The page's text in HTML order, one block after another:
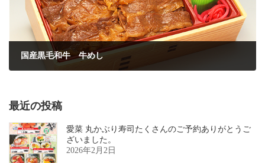
国産黒毛和牛 牛めし
最近の投稿
愛菜 丸かぶり寿司たくさんのご予約ありがとうご
ざいました。
2026年2月2日